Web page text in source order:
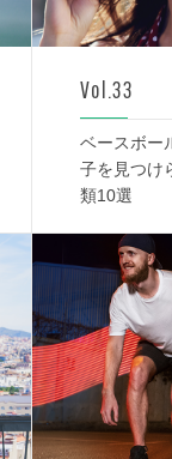
Vol.33
ベースボー
子を見つけ
類10選